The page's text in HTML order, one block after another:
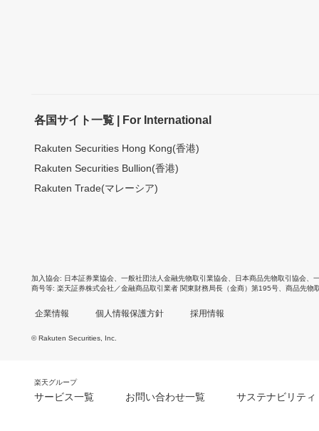
各国サイト一覧 | For International
Rakuten Securities Hong Kong(香港)
Rakuten Securities Bullion(香港)
Rakuten Trade(マレーシア)
加入協会 日本証券業協会 一般社団法人金融先物取引業協会 日本商品先物取引協会
商号等 楽天証券株式会社／金融商品取引業者 関東財務局長（金商）第195号、商品先物
企業情報 個人情報保護方針 採用情報
© Rakuten Securities, Inc.
楽天グループ
サービス一覧 お問い合わせ一覧 サステナビリティ